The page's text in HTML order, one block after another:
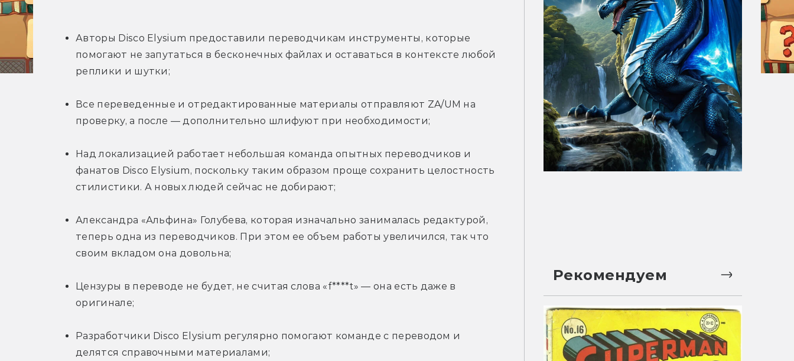
Авторы Disco Elysium предоставили переводчикам инструменты, которые
помогают не запутаться в бесконечных файлах и оставаться в контексте любой
реплики и шутки;
Все переведенные и отредактированные материалы отправляют ZA/UM на
проверку, а после — дополнительно шлифуют при необходимости;
Над локализацией работает небольшая команда опытных переводчиков и
фанатов Disco Elysium, поскольку таким образом проще сохранить целостность
стилистики. А новых людей сейчас не добирают;
Александра «Альфина» Голубева, которая изначально занималась редактурой,
теперь одна из переводчиков. При этом ее объем работы увеличился, так что
своим вкладом она довольна;
Цензуры в переводе не будет, не считая слова «f****t» — она есть даже в
оригинале;
Разработчики Disco Elysium регулярно помогают команде с переводом и
делятся справочными материалами;
Рекомендуем